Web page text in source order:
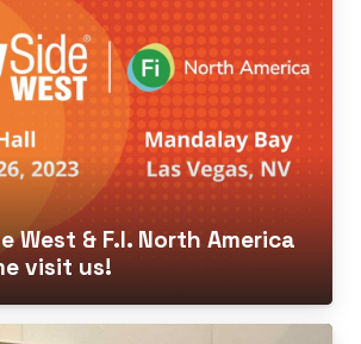
West & F.I. North America
visit us!